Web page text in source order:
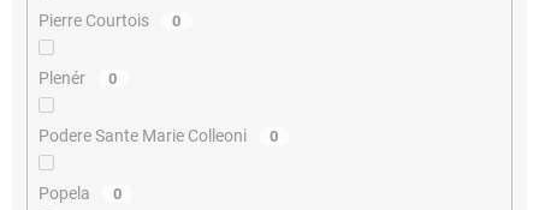
Pierre Courtois 0
Plenér 0
Podere Sante Marie Colleoni 0
Popela 0